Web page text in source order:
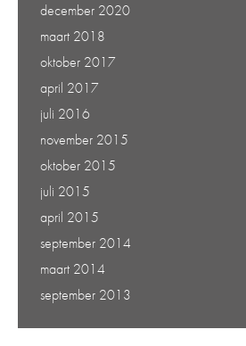
december 2020
maart 2018
oktober 2017
april 2017
juli 2016
november 2015
oktober 2015
juli 2015
april 2015
september 2014
maart 2014
september 2013